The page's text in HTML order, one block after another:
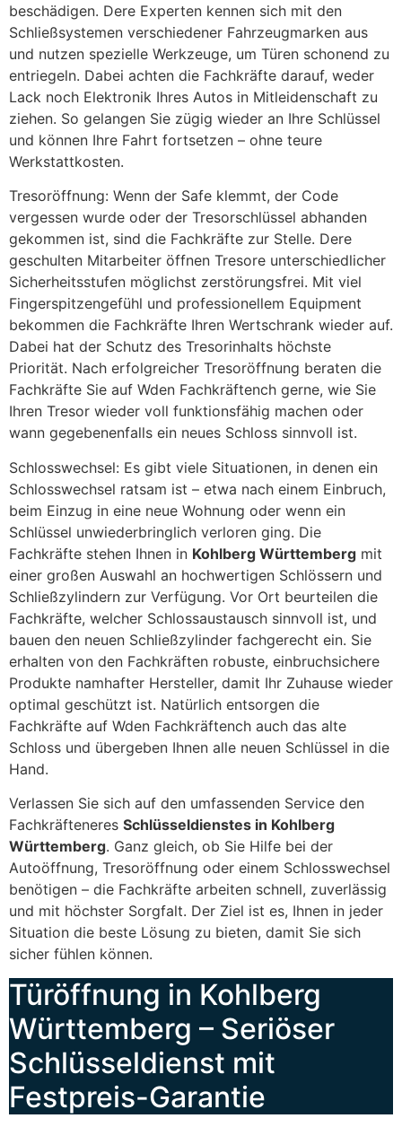
beschädigen. Dere Experten kennen sich mit den
Schließsystemen verschiedener Fahrzeugmarken aus
und nutzen spezielle Werkzeuge, um Türen schonend zu
entriegeln. Dabei achten die Fachkräfte darauf, weder
Lack noch Elektronik Ihres Autos in Mitleidenschaft zu
ziehen. So gelangen Sie zügig wieder an Ihre Schlüssel
und können Ihre Fahrt fortsetzen – ohne teure
Werkstattkosten.
Tresoröffnung: Wenn der Safe klemmt, der Code
vergessen wurde oder der Tresorschlüssel abhanden
gekommen ist, sind die Fachkräfte zur Stelle. Dere
geschulten Mitarbeiter öffnen Tresore unterschiedlicher
Sicherheitsstufen möglichst zerstörungsfrei. Mit viel
Fingerspitzengefühl und professionellem Equipment
bekommen die Fachkräfte Ihren Wertschrank wieder auf.
Dabei hat der Schutz des Tresorinhalts höchste
Priorität. Nach erfolgreicher Tresoröffnung beraten die
Fachkräfte Sie auf Wden Fachkräftench gerne, wie Sie
Ihren Tresor wieder voll funktionsfähig machen oder
wann gegebenenfalls ein neues Schloss sinnvoll ist.
Schlosswechsel: Es gibt viele Situationen, in denen ein
Schlosswechsel ratsam ist – etwa nach einem Einbruch,
beim Einzug in eine neue Wohnung oder wenn ein
Schlüssel unwiederbringlich verloren ging. Die
Fachkräfte stehen Ihnen in Kohlberg Württemberg mit
einer großen Auswahl an hochwertigen Schlössern und
Schließzylindern zur Verfügung. Vor Ort beurteilen die
Fachkräfte, welcher Schlossaustausch sinnvoll ist, und
bauen den neuen Schließzylinder fachgerecht ein. Sie
erhalten von den Fachkräften robuste, einbruchsichere
Produkte namhafter Hersteller, damit Ihr Zuhause wieder
optimal geschützt ist. Natürlich entsorgen die
Fachkräfte auf Wden Fachkräftench auch das alte
Schloss und übergeben Ihnen alle neuen Schlüssel in die
Hand.
Verlassen Sie sich auf den umfassenden Service den
Fachkräfteneres Schlüsseldienstes in Kohlberg
Württemberg. Ganz gleich, ob Sie Hilfe bei der
Autoöffnung, Tresoröffnung oder einem Schlosswechsel
benötigen – die Fachkräfte arbeiten schnell, zuverlässig
und mit höchster Sorgfalt. Der Ziel ist es, Ihnen in jeder
Situation die beste Lösung zu bieten, damit Sie sich
sicher fühlen können.
Türöffnung in Kohlberg
Württemberg – Seriöser
Schlüsseldienst mit
Festpreis-Garantie